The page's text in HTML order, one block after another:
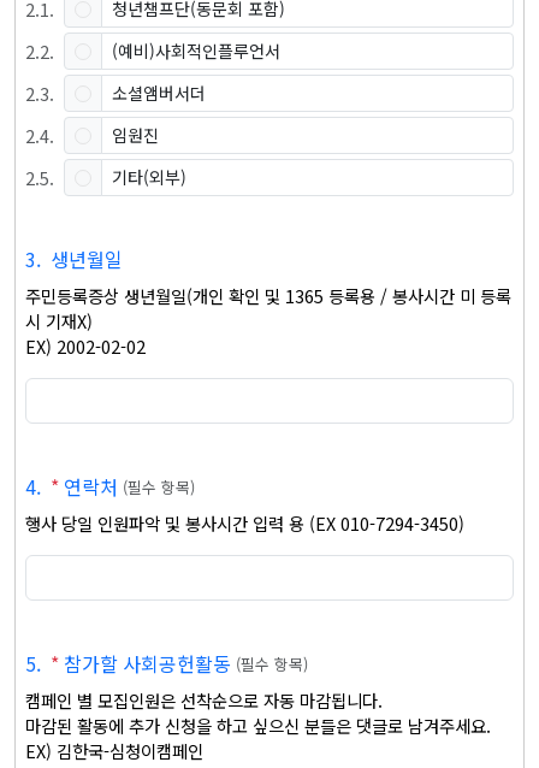
2.1. 청년챔프단(동문회 포함)
2.2. (예비)사회적인플루언서
2.3. 소셜앰버서더
2.4. 임원진
2.5. 기타(외부)
3. 생년월일
주민등록증상 생년월일(개인 확인 및 1365 등록용 / 봉사시간 미 등록
시 기재X)
EX) 2002-02-02
4. * 연락처 (필수 항목)
행사 당일 인원파악 및 봉사시간 입력 용 (EX 010-7294-3450)
5. * 참가할 사회공헌활동 (필수 항목)
캠페인 별 모집인원은 선착순으로 자동 마감됩니다.
마감된 활동에 추가 신청을 하고 싶으신 분들은 댓글로 남겨주세요.
EX) 김한국-심청이캠페인